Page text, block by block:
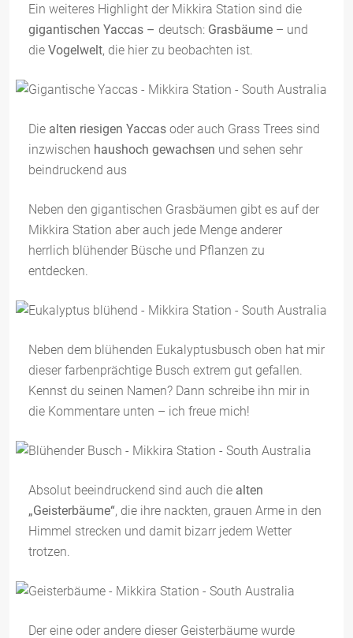
Ein weiteres Highlight der Mikkira Station sind die
gigantischen Yaccas – deutsch: Grasbäume – und
die Vogelwelt, die hier zu beobachten ist.
Die alten riesigen Yaccas oder auch Grass Trees sind
inzwischen haushoch gewachsen und sehen sehr
beindruckend aus
Neben den gigantischen Grasbäumen gibt es auf der
Mikkira Station aber auch jede Menge anderer
herrlich blühender Büsche und Pflanzen zu
entdecken.
Neben dem blühenden Eukalyptusbusch oben hat mir
dieser farbenprächtige Busch extrem gut gefallen.
Kennst du seinen Namen? Dann schreibe ihn mir in
die Kommentare unten – ich freue mich!
Absolut beeindruckend sind auch die alten
„Geisterbäume“, die ihre nackten, grauen Arme in den
Himmel strecken und damit bizarr jedem Wetter
trotzen.
Der eine oder andere dieser Geisterbäume wurde